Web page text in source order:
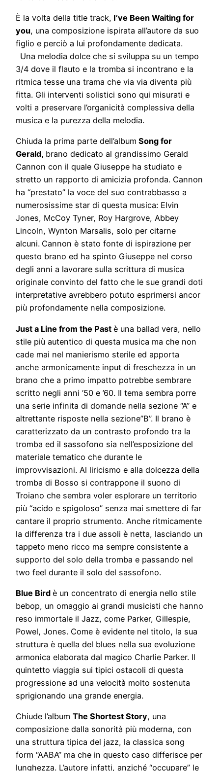
È la volta della title track, I’ve Been Waiting for
you, una composizione ispirata all’autore da suo
figlio e perciò a lui profondamente dedicata.
Una melodia dolce che si sviluppa su un tempo
3/4 dove il flauto e la tromba si incontrano e la
ritmica tesse una trama che via via diventa più
fitta. Gli interventi solistici sono qui misurati e
volti a preservare l’organicità complessiva della
musica e la purezza della melodia.
Chiuda la prima parte dell’album Song for
Gerald, brano dedicato al grandissimo Gerald
Cannon con il quale Giuseppe ha studiato e
stretto un rapporto di amicizia profonda. Cannon
ha “prestato” la voce del suo contrabbasso a
numerosissime star di questa musica: Elvin
Jones, McCoy Tyner, Roy Hargrove, Abbey
Lincoln, Wynton Marsalis, solo per citarne
alcuni. Cannon è stato fonte di ispirazione per
questo brano ed ha spinto Giuseppe nel corso
degli anni a lavorare sulla scrittura di musica
originale convinto del fatto che le sue grandi doti
interpretative avrebbero potuto esprimersi ancor
più profondamente nella composizione.
Just a Line from the Past è una ballad vera, nello
stile più autentico di questa musica ma che non
cade mai nel manierismo sterile ed apporta
anche armonicamente input di freschezza in un
brano che a primo impatto potrebbe sembrare
scritto negli anni ’50 e ’60. Il tema sembra porre
una serie infinita di domande nella sezione “A” e
altrettante risposte nella sezione”B”. Il brano è
caratterizzato da un contrasto profondo tra la
tromba ed il sassofono sia nell’esposizione del
materiale tematico che durante le
improvvisazioni. Al liricismo e alla dolcezza della
tromba di Bosso si contrappone il suono di
Troiano che sembra voler esplorare un territorio
più “acido e spigoloso” senza mai smettere di far
cantare il proprio strumento. Anche ritmicamente
la differenza tra i due assoli è netta, lasciando un
tappeto meno ricco ma sempre consistente a
supporto del solo della tromba e passando nel
two feel durante il solo del sassofono.
Blue Bird è un concentrato di energia nello stile
bebop, un omaggio ai grandi musicisti che hanno
reso immortale il Jazz, come Parker, Gillespie,
Powel, Jones. Come è evidente nel titolo, la sua
struttura è quella del blues nella sua evoluzione
armonica elaborata dal magico Charlie Parker. Il
quintetto viaggia sui tipici ostacoli di questa
progressione ad una velocità molto sostenuta
sprigionando una grande energia.
Chiude l’album The Shortest Story, una
composizione dalla sonorità più moderna, con
una struttura tipica del jazz, la classica song
form “AABA” ma che in questo caso differisce per
lunghezza. L’autore infatti, anziché “occupare” le